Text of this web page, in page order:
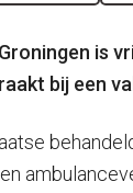
is
bij een